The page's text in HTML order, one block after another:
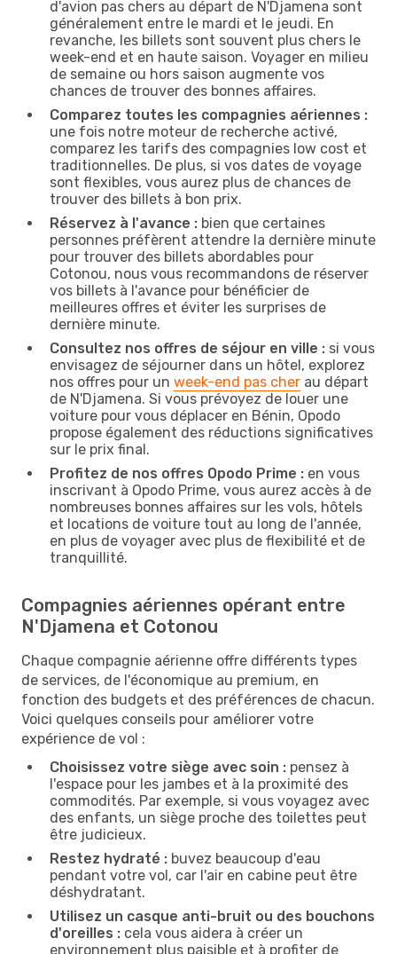
d'avion pas chers au départ de N'Djamena sont
généralement entre le mardi et le jeudi. En
revanche, les billets sont souvent plus chers le
week-end et en haute saison. Voyager en milieu
de semaine ou hors saison augmente vos
chances de trouver des bonnes affaires.
Comparez toutes les compagnies aériennes :
une fois notre moteur de recherche activé,
comparez les tarifs des compagnies low cost et
traditionnelles. De plus, si vos dates de voyage
sont flexibles, vous aurez plus de chances de
trouver des billets à bon prix.
Réservez à l'avance : bien que certaines
personnes préfèrent attendre la dernière minute
pour trouver des billets abordables pour
Cotonou, nous vous recommandons de réserver
vos billets à l'avance pour bénéficier de
meilleures offres et éviter les surprises de
dernière minute.
Consultez nos offres de séjour en ville : si vous
envisagez de séjourner dans un hôtel, explorez
nos offres pour un week-end pas cher au départ
de N'Djamena. Si vous prévoyez de louer une
voiture pour vous déplacer en Bénin, Opodo
propose également des réductions significatives
sur le prix final.
Profitez de nos offres Opodo Prime : en vous
inscrivant à Opodo Prime, vous aurez accès à de
nombreuses bonnes affaires sur les vols, hôtels
et locations de voiture tout au long de l'année,
en plus de voyager avec plus de flexibilité et de
tranquillité.
Compagnies aériennes opérant entre
N'Djamena et Cotonou
Chaque compagnie aérienne offre différents types
de services, de l'économique au premium, en
fonction des budgets et des préférences de chacun.
Voici quelques conseils pour améliorer votre
expérience de vol :
Choisissez votre siège avec soin : pensez à
l'espace pour les jambes et à la proximité des
commodités. Par exemple, si vous voyagez avec
des enfants, un siège proche des toilettes peut
être judicieux.
Restez hydraté : buvez beaucoup d'eau
pendant votre vol, car l'air en cabine peut être
déshydratant.
Utilisez un casque anti-bruit ou des bouchons
d'oreilles : cela vous aidera à créer un
environnement plus paisible et à profiter de